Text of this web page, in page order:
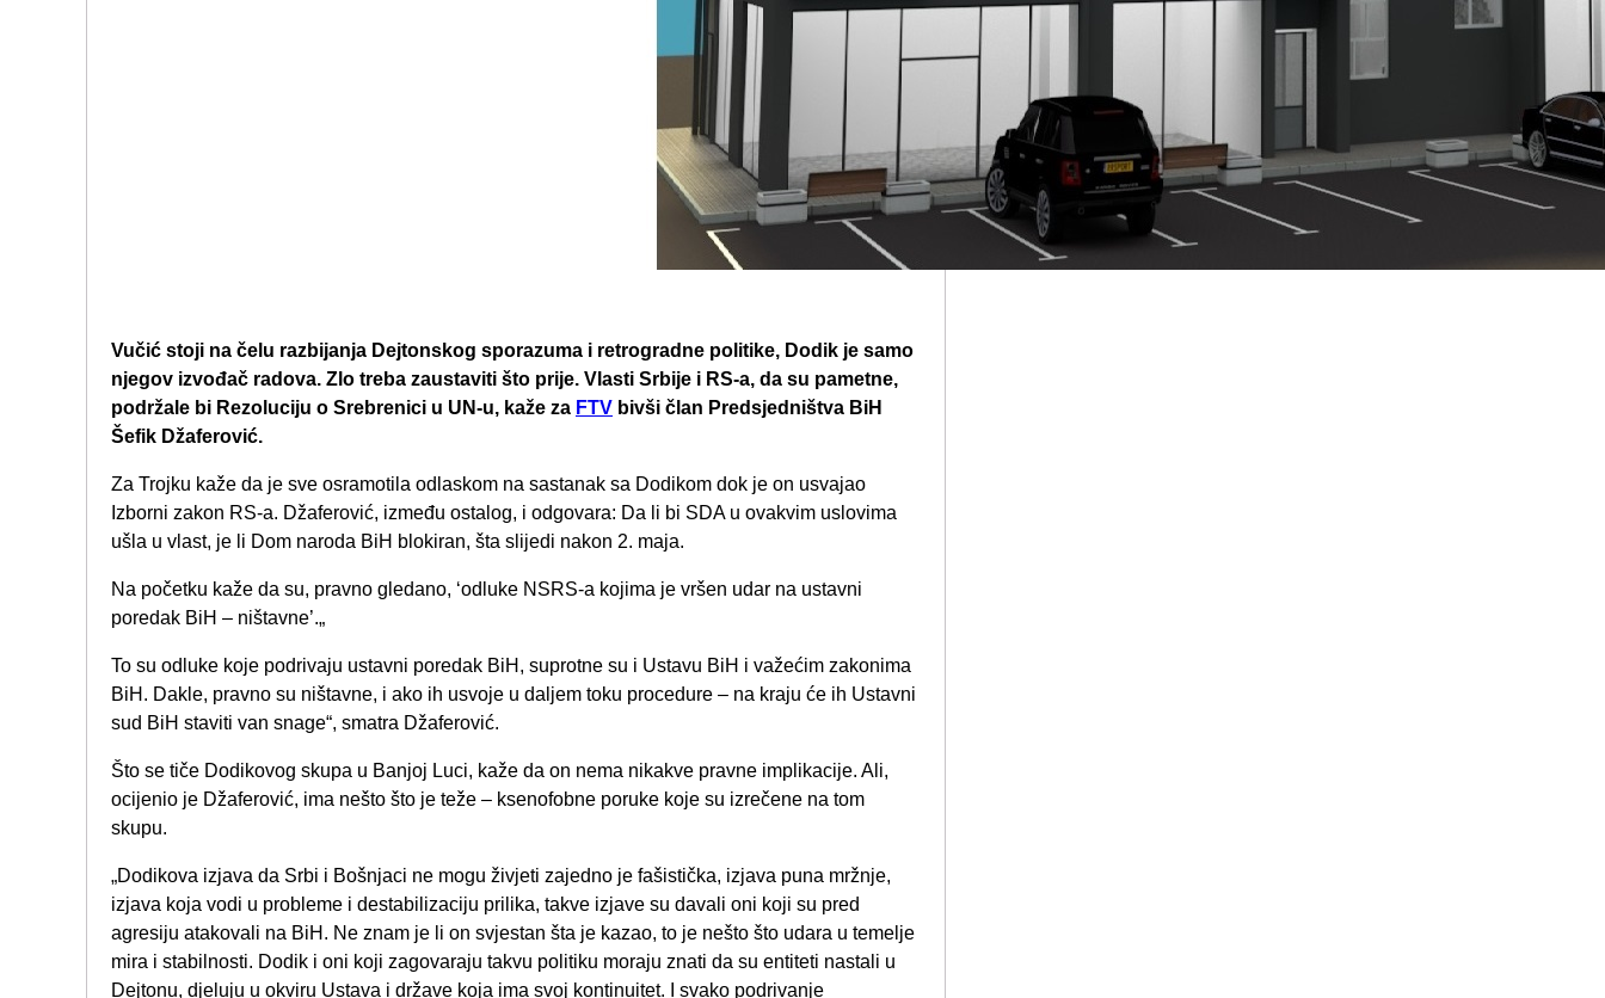
Vučić stoji na čelu razbijanja Dejtonskog sporazuma i retrogradne politike, Dodik je samo
njegov izvođač radova. Zlo treba zaustaviti što prije. Vlasti Srbije i RS-a, da su pametne,
podržale bi Rezoluciju o Srebrenici u UN-u, kaže za FTV bivši član Predsjedništva BiH
Šefik Džaferović.
Za Trojku kaže da je sve osramotila odlaskom na sastanak sa Dodikom dok je on usvajao
Izborni zakon RS-a. Džaferović, između ostalog, i odgovara: Da li bi SDA u ovakvim uslovima
ušla u vlast, je li Dom naroda BiH blokiran, šta slijedi nakon 2. maja.
Na početku kaže da su, pravno gledano, ‘odluke NSRS-a kojima je vršen udar na ustavni
poredak BiH – ništavne’.„
To su odluke koje podrivaju ustavni poredak BiH, suprotne su i Ustavu BiH i važećim zakonima
BiH. Dakle, pravno su ništavne, i ako ih usvoje u daljem toku procedure – na kraju će ih Ustavni
sud BiH staviti van snage“, smatra Džaferović.
Što se tiče Dodikovog skupa u Banjoj Luci, kaže da on nema nikakve pravne implikacije. Ali,
ocijenio je Džaferović, ima nešto što je teže – ksenofobne poruke koje su izrečene na tom
skupu.
„Dodikova izjava da Srbi i Bošnjaci ne mogu živjeti zajedno je fašistička, izjava puna mržnje,
izjava koja vodi u probleme i destabilizaciju prilika, takve izjave su davali oni koji su pred
agresiju atakovali na BiH. Ne znam je li on svjestan šta je kazao, to je nešto što udara u temelje
mira i stabilnosti. Dodik i oni koji zagovaraju takvu politiku moraju znati da su entiteti nastali u
Dejtonu, djeluju u okviru Ustava i države koja ima svoj kontinuitet. I svako podrivanje